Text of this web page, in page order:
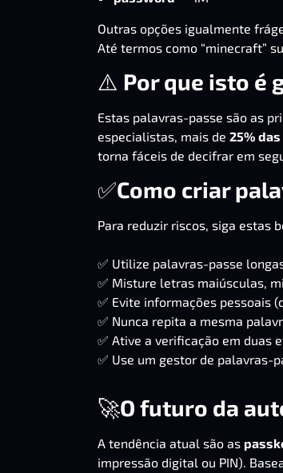
Outras opções igualmente
Até termos como “minecraft”
⚠️ Por que isto é
Estas palavras-passe são as
especialistas, mais de 25%
torna fáceis de decifrar em
✅Como criar
Para reduzir riscos, siga estas
✅ Utilize palavras-passe
✅ Misture letras maiúsculas,
✅ Evite informações pessoais
✅ Nunca repita a mesma
✅ Ative a verificação em duas
✅ Use um gestor de palavras-
🚀O futuro da
A tendência atual são as
impressão digital ou PIN).